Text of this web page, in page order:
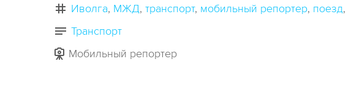
Иволга МЖД транспорт мобильный репортер поезд
Транспорт
Мобильный репортер